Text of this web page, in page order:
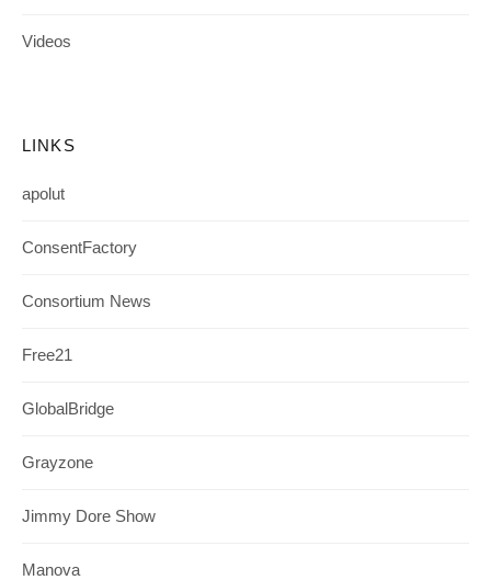
Videos
LINKS
apolut
ConsentFactory
Consortium News
Free21
GlobalBridge
Grayzone
Jimmy Dore Show
Manova